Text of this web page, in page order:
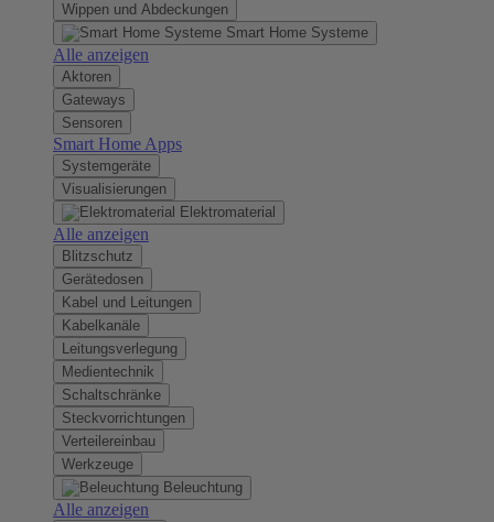
Wippen und Abdeckungen
Smart Home Systeme
Alle anzeigen
Aktoren
Gateways
Sensoren
Smart Home Apps
Systemgeräte
Visualisierungen
Elektromaterial
Alle anzeigen
Blitzschutz
Gerätedosen
Kabel und Leitungen
Kabelkanäle
Leitungsverlegung
Medientechnik
Schaltschränke
Steckvorrichtungen
Verteilereinbau
Werkzeuge
Beleuchtung
Alle anzeigen